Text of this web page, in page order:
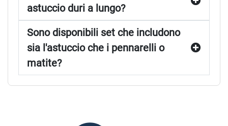
astuccio duri a lungo?
Sono disponibili set che includono
sia l'astuccio che i pennarelli o
matite?